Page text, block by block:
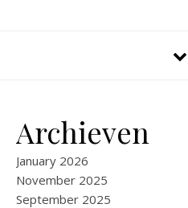
Archieven
January 2026
November 2025
September 2025